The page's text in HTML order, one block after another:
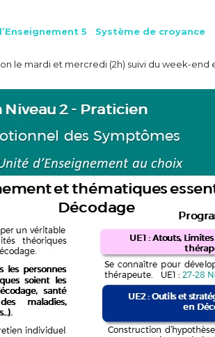
5 : Système de croyance
le mardi et mercredi (2h) suivi du week-end